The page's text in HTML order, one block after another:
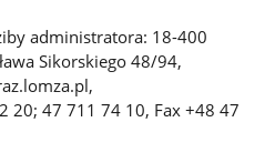
administratora: 18-400
Sikorskiego 48/94,
20; 47 711 74 10, Fax +48 47